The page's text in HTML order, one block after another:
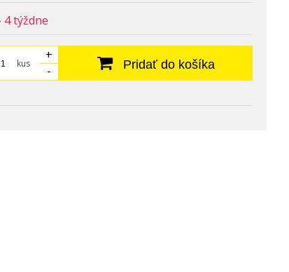
4 týždne
kus
+
-
Pridať do košíka